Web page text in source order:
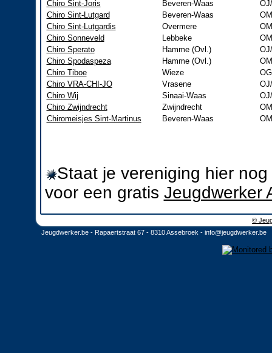
Chiro Sint-Joris
Beveren-Waas
Chiro Sint-Lutgard
Beveren-Waas
Chiro Sint-Lutgardis
Overmere
Chiro Sonneveld
Lebbeke
Chiro Sperato
Hamme (Ovl.)
Chiro Spodaspeza
Hamme (Ovl.)
Chiro Tiboe
Wieze
Chiro VRA-CHI-JO
Vrasene
Chiro Wij
Sinaai-Waas
Chiro Zwijndrecht
Zwijndrecht
Chiromeisjes Sint-Martinus
Beveren-Waas
Staat je vereniging hier
voor een gratis Jeugdwerker
©
Jeugdwerker.be - Rapaertstraat 67 - 8310 Assebroek - info@jeugdwerker.be